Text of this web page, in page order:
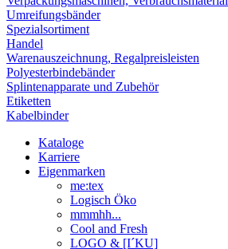
Umreifungsbänder
Spezialsortiment
Handel
Warenauszeichnung, Regalpreisleisten
Polyesterbindebänder
Splintenapparate und Zubehör
Etiketten
Kabelbinder
Kataloge
Karriere
Eigenmarken
me:tex
Logisch Öko
mmmhh...
Cool and Fresh
LOGO & [I´KU]